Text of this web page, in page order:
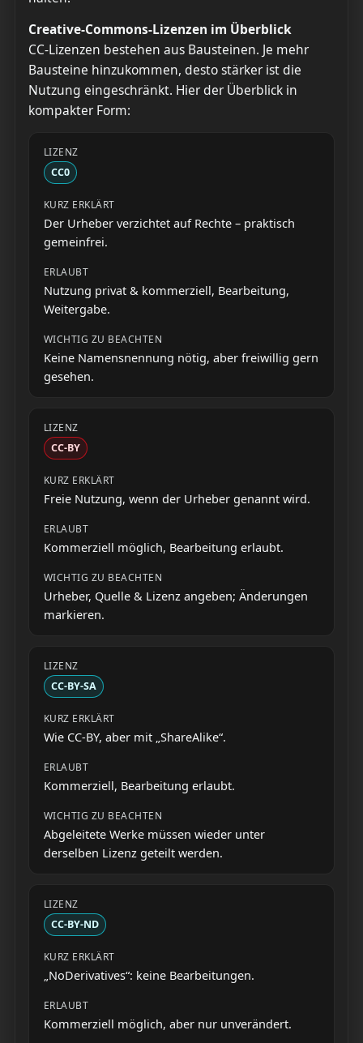
Creative-Commons-Lizenzen im Überblick
CC-Lizenzen bestehen aus Bausteinen. Je mehr
Bausteine hinzukommen, desto stärker ist die
Nutzung eingeschränkt. Hier der Überblick in
kompakter Form:
CC0
Der Urheber verzichtet auf Rechte – praktisch
gemeinfrei.
Nutzung privat & kommerziell, Bearbeitung,
Weitergabe.
Keine Namensnennung nötig, aber freiwillig gern
gesehen.
CC-BY
Freie Nutzung, wenn der Urheber genannt wird.
Kommerziell möglich, Bearbeitung erlaubt.
Urheber, Quelle & Lizenz angeben; Änderungen
markieren.
CC-BY-SA
Wie CC-BY, aber mit „ShareAlike“.
Kommerziell, Bearbeitung erlaubt.
Abgeleitete Werke müssen wieder unter
derselben Lizenz geteilt werden.
CC-BY-ND
„NoDerivatives“: keine Bearbeitungen.
Kommerziell möglich, aber nur unverändert.